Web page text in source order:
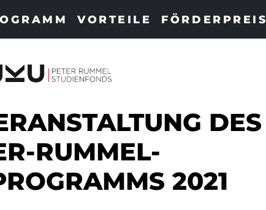
VORTEILE FÖRDERPREIS
DES
RUMMEL-
2021